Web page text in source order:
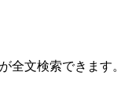
全文検索できます。